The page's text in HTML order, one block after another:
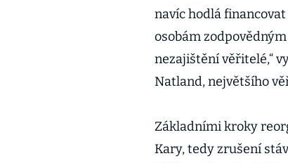
navíc hodlá
osobám
nezajištění věřitelé,“
Natland, největšího
Základními kroky
Kary, tedy zrušení